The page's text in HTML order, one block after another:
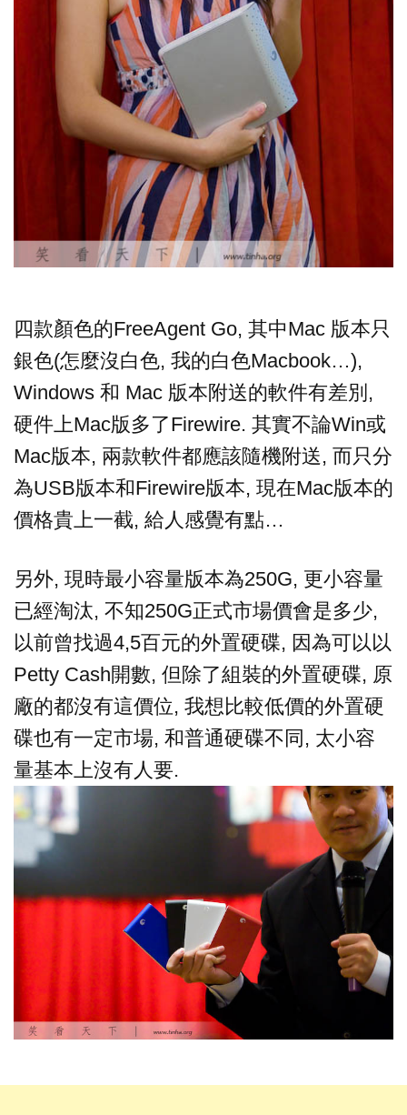
四款顏色的FreeAgent Go, 其中Mac 版本只
銀色(怎麼沒白色, 我的白色Macbook…),
Windows 和 Mac 版本附送的軟件有差別,
硬件上Mac版多了Firewire. 其實不論Win或
Mac版本, 兩款軟件都應該隨機附送, 而只分
為USB版本和Firewire版本, 現在Mac版本的
價格貴上一截, 給人感覺有點…
另外, 現時最小容量版本為250G, 更小容量
已經淘汰, 不知250G正式市場價會是多少,
以前曾找過4,5百元的外置硬碟, 因為可以以
Petty Cash開數, 但除了組裝的外置硬碟, 原
廠的都沒有這價位, 我想比較低價的外置硬
碟也有一定市場, 和普通硬碟不同, 太小容
量基本上沒有人要.